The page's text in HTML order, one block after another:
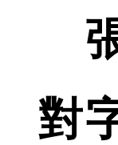
對